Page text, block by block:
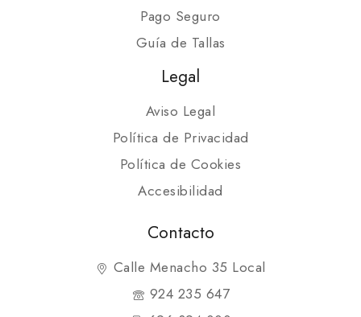
Pago Seguro
Guía de Tallas
Legal
Aviso Legal
Política de Privacidad
Política de Cookies
Accesibilidad
Contacto
Calle Menacho 35 Local
924 235 647